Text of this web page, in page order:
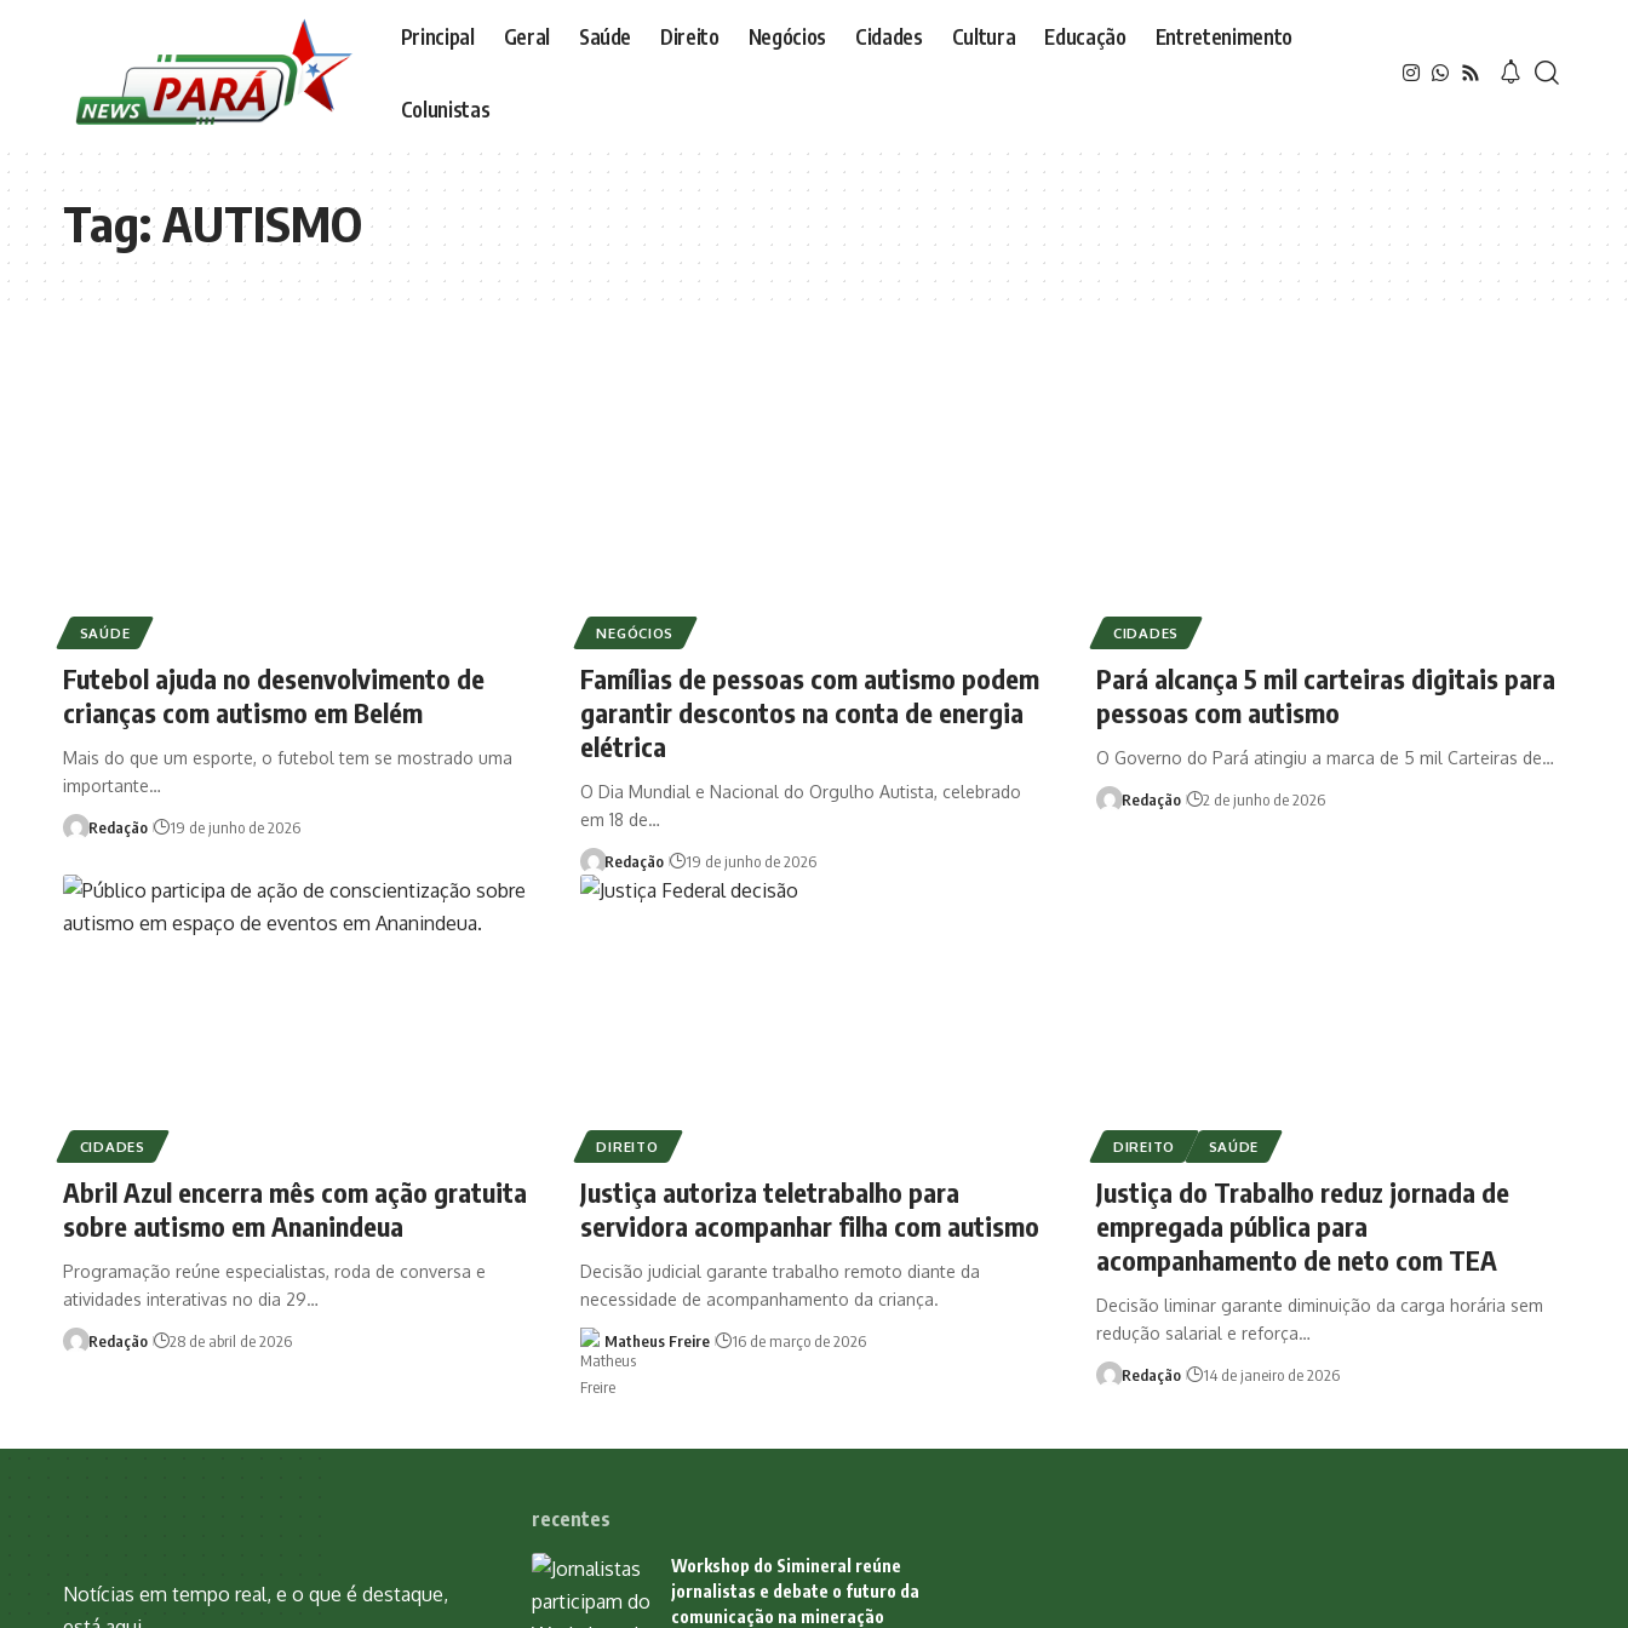
Principal Geral Saúde Direito Negócios Cidades Cultura Educação Entretenimento
Colunistas
Tag:AUTISMO
SAÚDE
Futebol ajuda no desenvolvimento de
crianças com autismo em Belém
Mais do que um esporte, o futebol tem se mostrado uma
importante…
Redação 19 de junho de 2026
NEGÓCIOS
Famílias de pessoas com autismo podem
garantir descontos na conta de energia
elétrica
O Dia Mundial e Nacional do Orgulho Autista, celebrado
em 18 de…
Redação 19 de junho de 2026
CIDADES
Pará alcança 5 mil carteiras digitais para
pessoas com autismo
O Governo do Pará atingiu a marca de 5 mil Carteiras de…
Redação 2 de junho de 2026
CIDADES
Abril Azul encerra mês com ação gratuita
sobre autismo em Ananindeua
Programação reúne especialistas, roda de conversa e
atividades interativas no dia 29…
Redação 28 de abril de 2026
DIREITO
Justiça autoriza teletrabalho para
servidora acompanhar filha com autismo
Decisão judicial garante trabalho remoto diante da
necessidade de acompanhamento da criança.
Matheus Freire 16 de março de 2026
DIREITO SAÚDE
Justiça do Trabalho reduz jornada de
empregada pública para
acompanhamento de neto com TEA
Decisão liminar garante diminuição da carga horária sem
redução salarial e reforça…
Redação 14 de janeiro de 2026
Notícias em tempo real, e o que é destaque,
recentes
Workshop do Simineral reúne
jornalistas e debate o futuro da
comunicação na mineração